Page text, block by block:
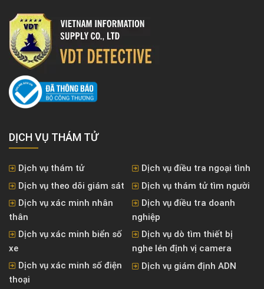
DỊCH VỤ THÁM TỬ
Dịch vụ thám tử
Dịch vụ điều tra ngoại tình
Dịch vụ theo dõi giám sát
Dịch vụ thám tử tìm người
Dịch vụ xác minh nhân
thân
Dịch vụ điều tra doanh
nghiệp
Dịch vụ xác minh biển số
xe
Dịch vụ dò tìm thiết bị
nghe lén định vị camera
Dịch vụ xác minh số điện
thoại
Dịch vụ giám định ADN